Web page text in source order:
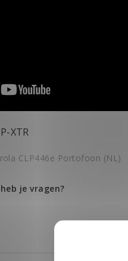
XTR
CLP446e Portofoon (NL)
je vragen?